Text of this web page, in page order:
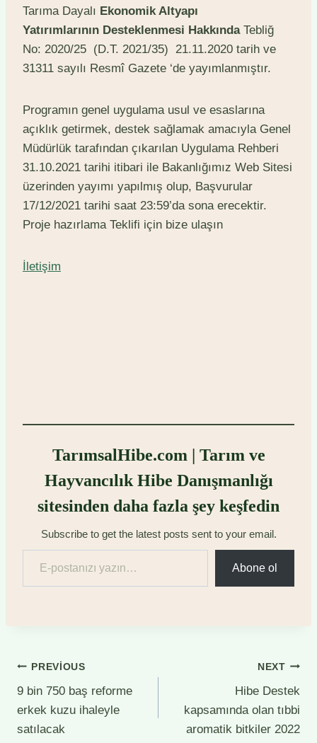
Tarıma Dayalı Ekonomik Altyapı
Yatırımlarının Desteklenmesi HakkındaTebliğ
No: 2020/25 (D.T. 2021/35) 21.11.2020 tarih ve
31311 sayılı Resmî Gazete ‘de yayımlanmıştır.
Programın genel uygulama usul ve esaslarına
açıklık getirmek, destek sağlamak amacıyla Genel
Müdürlük tarafından çıkarılan Uygulama Rehberi
31.10.2021 tarihi itibari ile Bakanlığımız Web Sitesi
üzerinden yayımı yapılmış olup, Başvurular
17/12/2021 tarihi saat 23:59’da sona erecektir.
Proje hazırlama Teklifi için bize ulaşın
İletişim
TarımsalHibe.com | Tarım ve
Hayvancılık Hibe Danışmanlığı
sitesinden daha fazla şey keşfedin
Subscribe to get the latest posts sent to your email.
E-postanızı yazın…
Abone ol
Yazı
gezinmesi
PREVIOUS
9 bin 750 baş reforme
erkek kuzu ihaleyle
satılacak
NEXT
Hibe Destek
kapsamında olan tıbbi
aromatik bitkiler 2022